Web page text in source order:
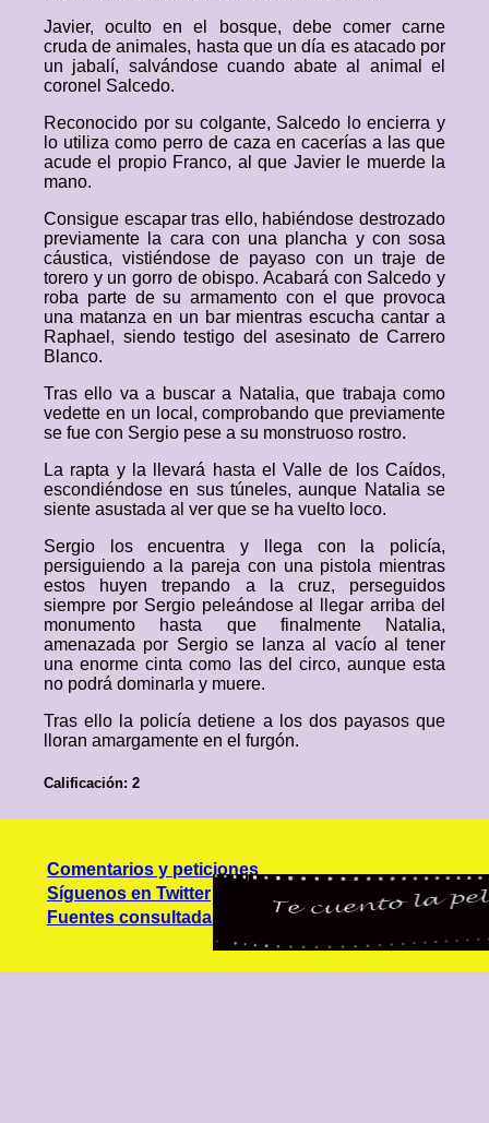
Javier, oculto en el bosque, debe comer carne
cruda de animales, hasta que un día es atacado por
un jabalí, salvándose cuando abate al animal el
coronel Salcedo.
Reconocido por su colgante, Salcedo lo encierra y
lo utiliza como perro de caza en cacerías a las que
acude el propio Franco, al que Javier le muerde la
mano.
Consigue escapar tras ello, habiéndose destrozado
previamente la cara con una plancha y con sosa
cáustica, vistiéndose de payaso con un traje de
torero y un gorro de obispo. Acabará con Salcedo y
roba parte de su armamento con el que provoca
una matanza en un bar mientras escucha cantar a
Raphael, siendo testigo del asesinato de Carrero
Blanco.
Tras ello va a buscar a Natalia, que trabaja como
vedette en un local, comprobando que previamente
se fue con Sergio pese a su monstruoso rostro.
La rapta y la llevará hasta el Valle de los Caídos,
escondiéndose en sus túneles, aunque Natalia se
siente asustada al ver que se ha vuelto loco.
Sergio los encuentra y llega con la policía,
persiguiendo a la pareja con una pistola mientras
estos huyen trepando a la cruz, perseguidos
siempre por Sergio peleándose al llegar arriba del
monumento hasta que finalmente Natalia,
amenazada por Sergio se lanza al vacío al tener
una enorme cinta como las del circo, aunque esta
no podrá dominarla y muere.
Tras ello la policía detiene a los dos payasos que
lloran amargamente en el furgón.
Calificación: 2
Comentarios y peticiones
Síguenos en Twitter
Fuentes consultadas